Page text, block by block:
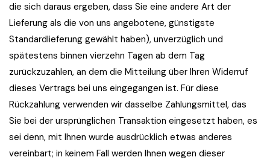
die sich daraus ergeben, dass Sie eine andere Art der
Lieferung als die von uns angebotene, günstigste
Standardlieferung gewählt haben), unverzüglich und
spätestens binnen vierzehn Tagen ab dem Tag
zurückzuzahlen, an dem die Mitteilung über Ihren Widerruf
dieses Vertrags bei uns eingegangen ist. Für diese
Rückzahlung verwenden wir dasselbe Zahlungsmittel, das
Sie bei der ursprünglichen Transaktion eingesetzt haben, es
sei denn, mit Ihnen wurde ausdrücklich etwas anderes
vereinbart; in keinem Fall werden Ihnen wegen dieser